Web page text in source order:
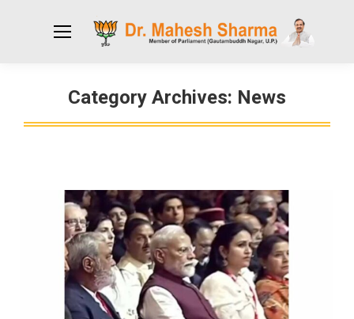
Category Archives: News
You are here: